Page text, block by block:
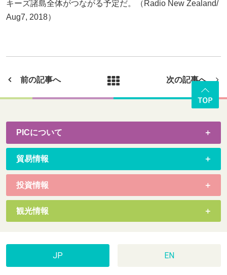
キーズ諸島全体がつながる予定だ。（Radio New Zealand/
Aug7, 2018）
前の記事へ 次の記事へ
PICについて
貿易情報
投資情報
観光情報
JP EN